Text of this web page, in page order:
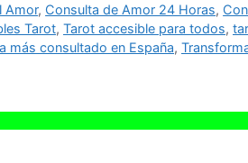
Amor, Consulta de Amor 24 Horas,
Tarot, Tarot accesible para todos,
más consultado en España,